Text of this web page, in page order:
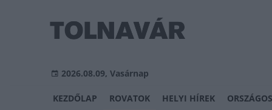
2026.08.09, Vasárnap
KEZDŐLAP ROVATOK HELYI HÍREK